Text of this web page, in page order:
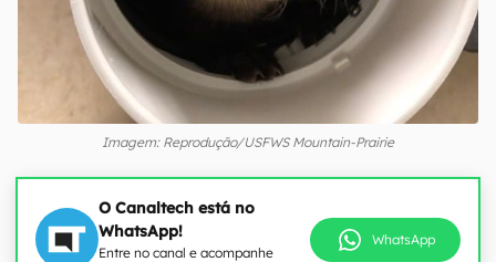
Imagem: Reprodução/USFWS Mountain-Prairie
O Canaltech está no
WhatsApp!
Entre no canal e acompanhe
WhatsApp